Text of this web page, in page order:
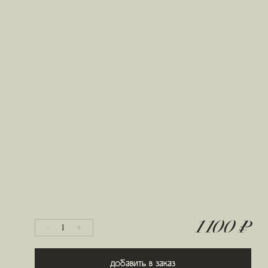
- 1 + 1 100 ₽
Добавить в заказ